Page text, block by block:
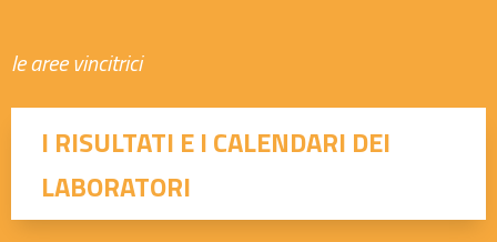
le aree vincitrici
I RISULTATI E I CALENDARI DEI
LABORATORI